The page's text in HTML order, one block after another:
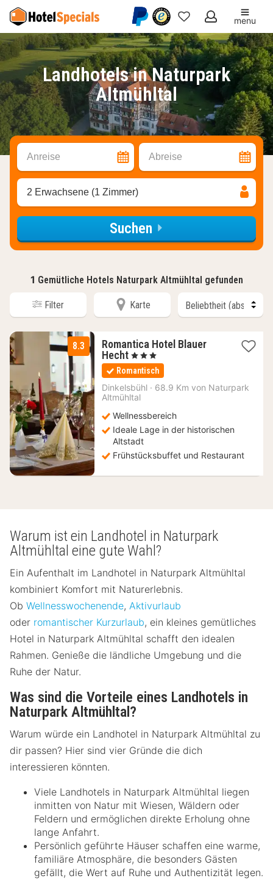
Meine
Favoriten
menu
Landhotels in Naturpark
Altmühltal
Anreise Abreise
2 Erwachsene (1 Zimmer)
Suchen
1 Gemütliche Hotels Naturpark Altmühltal gefunden
Filter Karte
8.3
Romantica Hotel Blauer
Hecht 1
Nacht
ab
88,83
€
, 3 Sterne
Romantisch
Dinkelsbühl · 68.9 Km von Naturpark
Altmühltal
Wellnessbereich
Ideale Lage in der historischen
Altstadt
Frühstücksbuffet und Restaurant
Warum ist ein Landhotel in Naturpark
Altmühltal eine gute Wahl?
Ein Aufenthalt im Landhotel in Naturpark Altmühltal
kombiniert Komfort mit Naturerlebnis.
Ob Wellnesswochenende, Aktivurlaub
oder romantischer Kurzurlaub, ein kleines gemütliches
Hotel in Naturpark Altmühltal schafft den idealen
Rahmen. Genieße die ländliche Umgebung und die
Ruhe der Natur.
Was sind die Vorteile eines Landhotels in
Naturpark Altmühltal?
Warum würde ein Landhotel in Naturpark Altmühltal zu
dir passen? Hier sind vier Gründe die dich
interessieren könnten.
Viele Landhotels in Naturpark Altmühltal liegen
inmitten von Natur mit Wiesen, Wäldern oder
Feldern und ermöglichen direkte Erholung ohne
lange Anfahrt.
Persönlich geführte Häuser schaffen eine warme,
familiäre Atmosphäre, die besonders Gästen
gefällt, die Wert auf Ruhe und Authentizität legen.